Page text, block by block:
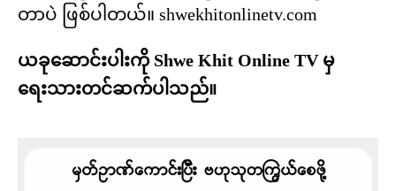
တာပဲ ဖြစ်ပါတယ်။ shwekhitonlinetv.com
ယခုဆောင်းပါးကို Shwe Khit Online TV မှ
ရေးသားတင်ဆက်ပါသည်။